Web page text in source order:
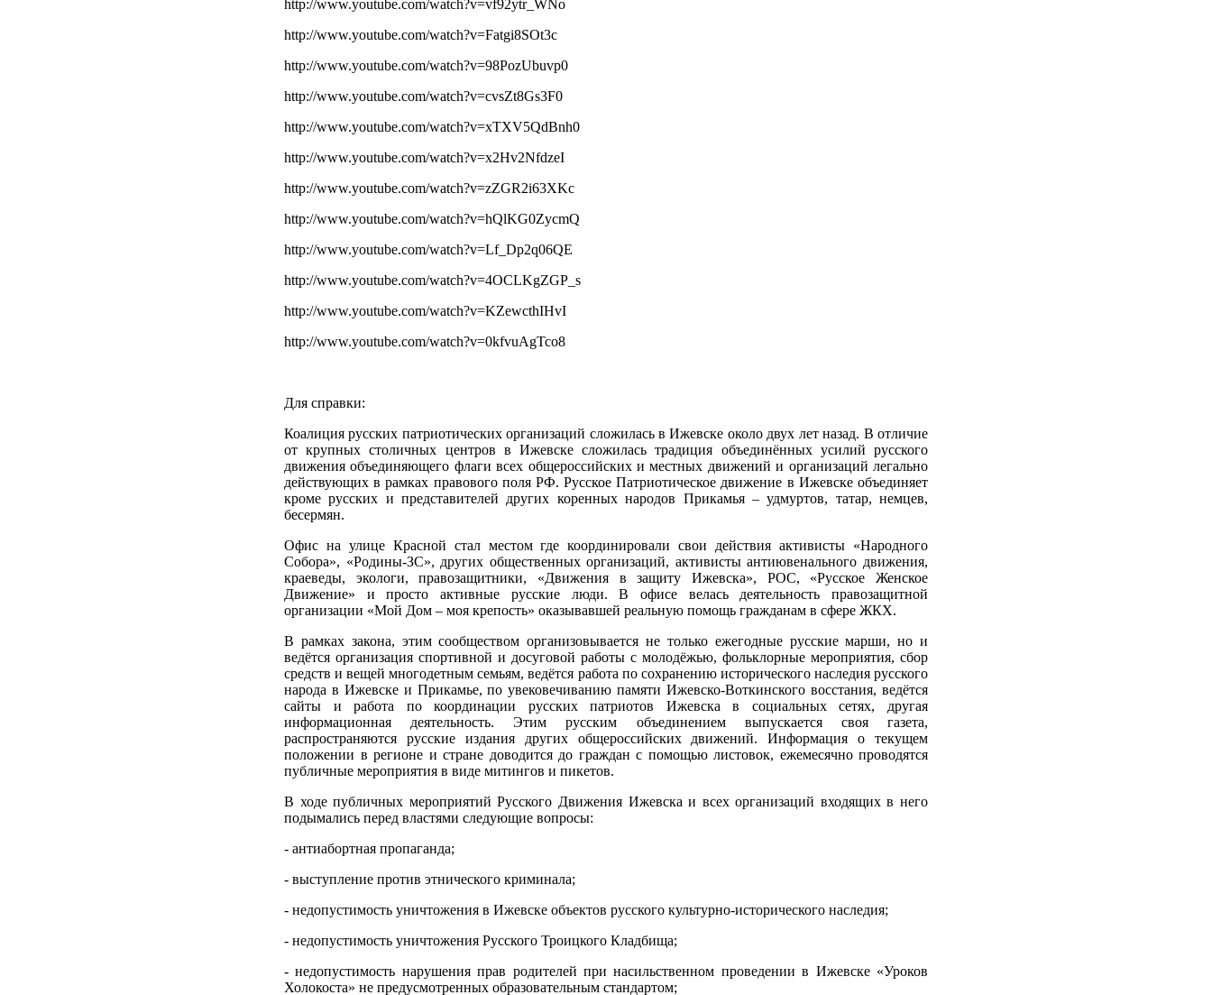
http://www.youtube.com/watch?v=vf92ytr_WNo
http://www.youtube.com/watch?v=Fatgi8SOt3c
http://www.youtube.com/watch?v=98PozUbuvp0
http://www.youtube.com/watch?v=cvsZt8Gs3F0
http://www.youtube.com/watch?v=xTXV5QdBnh0
http://www.youtube.com/watch?v=x2Hv2NfdzeI
http://www.youtube.com/watch?v=zZGR2i63XKc
http://www.youtube.com/watch?v=hQlKG0ZycmQ
http://www.youtube.com/watch?v=Lf_Dp2q06QE
http://www.youtube.com/watch?v=4OCLKgZGP_s
http://www.youtube.com/watch?v=KZewcthIHvI
http://www.youtube.com/watch?v=0kfvuAgTco8
Для справки:
Коалиция русских патриотических организаций сложилась в Ижевске около двух лет назад. В отличие
от крупных столичных центров в Ижевске сложилась традиция объединённых усилий русского
движения объединяющего флаги всех общероссийских и местных движений и организаций легально
действующих в рамках правового поля РФ. Русское Патриотическое движение в Ижевске объединяет
кроме русских и представителей других коренных народов Прикамья – удмуртов, татар, немцев,
бесермян.
Офис на улице Красной стал местом где координировали свои действия активисты «Народного
Собора», «Родины-ЗС», других общественных организаций, активисты антиювенального движения,
краеведы, экологи, правозащитники, «Движения в защиту Ижевска», РОС, «Русское Женское
Движение» и просто активные русские люди. В офисе велась деятельность правозащитной
организации «Мой Дом – моя крепость» оказывавшей реальную помощь гражданам в сфере ЖКХ.
В рамках закона, этим сообществом организовывается не только ежегодные русские марши, но и
ведётся организация спортивной и досуговой работы с молодёжью, фольклорные мероприятия, сбор
средств и вещей многодетным семьям, ведётся работа по сохранению исторического наследия русского
народа в Ижевске и Прикамье, по увековечиванию памяти Ижевско-Воткинского восстания, ведётся
сайты и работа по координации русских патриотов Ижевска в социальных сетях, другая
информационная деятельность. Этим русским объединением выпускается своя газета,
распространяются русские издания других общероссийских движений. Информация о текущем
положении в регионе и стране доводится до граждан с помощью листовок, ежемесячно проводятся
публичные мероприятия в виде митингов и пикетов.
В ходе публичных мероприятий Русского Движения Ижевска и всех организаций входящих в него
подымались перед властями следующие вопросы:
- антиабортная пропаганда;
- выступление против этнического криминала;
- недопустимость уничтожения в Ижевске объектов русского культурно-исторического наследия;
- недопустимость уничтожения Русского Троицкого Кладбища;
- недопустимость нарушения прав родителей при насильственном проведении в Ижевске «Уроков
Холокоста» не предусмотренных образовательным стандартом;